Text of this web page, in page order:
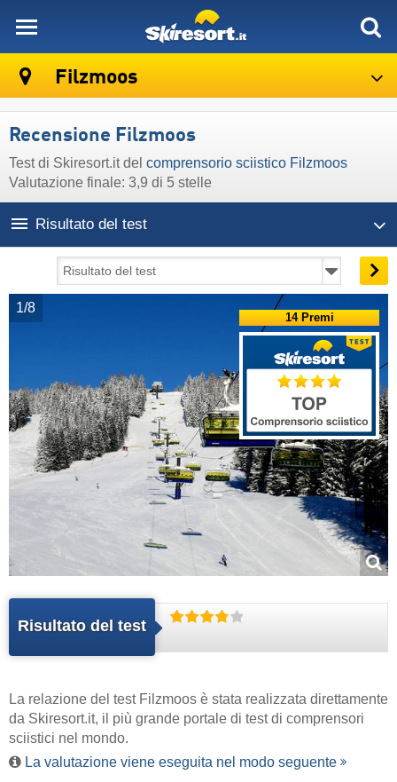
Filzmoos
Recensione Filzmoos
Test di Skiresort.it del comprensorio sciistico Filzmoos
Valutazione finale: 3,9 di 5 stelle
Risultato del test
1/8
Risultato del test
14 Premi
La relazione del test Filzmoos è stata realizzata direttamente
da Skiresort.it, il più grande portale di test di comprensori
sciistici nel mondo.
La valutazione viene eseguita nel modo seguente